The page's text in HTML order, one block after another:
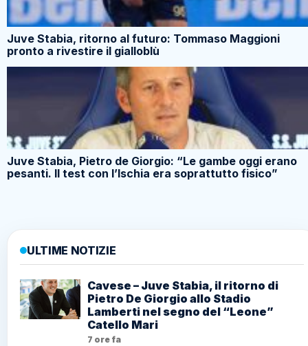
Juve Stabia, ritorno al futuro: Tommaso Maggioni
pronto a rivestire il gialloblù
Juve Stabia, Pietro de Giorgio: “Le gambe oggi erano
pesanti. Il test con l’Ischia era soprattutto fisico”
ULTIME NOTIZIE
Cavese – Juve Stabia, il ritorno di
Pietro De Giorgio allo Stadio
Lamberti nel segno del “Leone”
Catello Mari
7 ore fa